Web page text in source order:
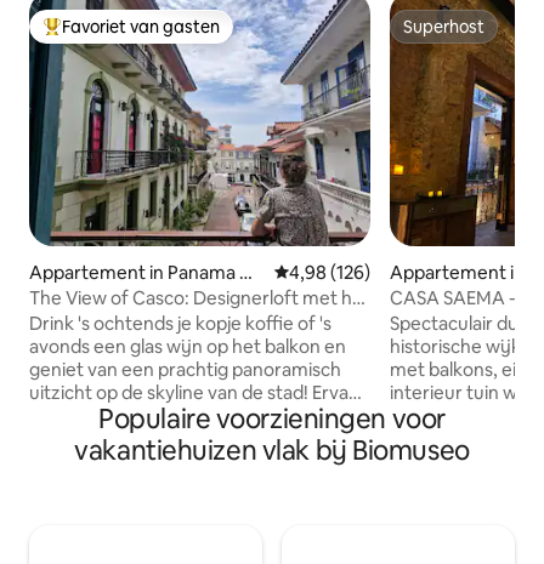
Topfavoriet van gasten
Favoriet van gasten
Appartement in Panama Cit
y
Gemiddelde beoordeling van
4,98 (126)
The View of Casco: Designerloft met het
beste balkon
Drink 's ochtends je kopje koffie of 's
avonds een glas wijn op het balkon en
geniet van een prachtig panoramisch
uitzicht op de skyline van de stad! ​Ervaar
het absolute beste van Casco Viejo
vanuit deze elegante, volledig
gerenoveerde loft met één slaapkamer.
Superhost
Superhost
Appartement in
CASA SAEMA -
Spectaculair
historische wijk
met balkons,
interieur tuin
eetkamer, 3
studio), onlangs
Loft concept,
Populaire voorzieningen voor
vakantiehuizen vlak bij Biomuseo